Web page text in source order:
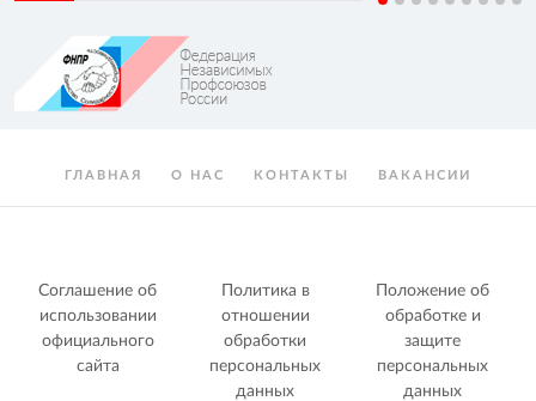
ГЛАВНАЯ О НАС КОНТАКТЫ ВАКАНСИИ
Соглашение об
использовании
официального
сайта
Политика в
отношении
обработки
персональных
данных
Положение об
обработке и
защите
персональных
данных